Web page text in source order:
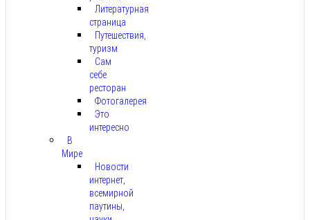
Литературная
страница
Путешествия,
туризм
Сам
себе
ресторан
Фотогалерея
Это
интересно
В
Мире
Новости
интернет,
всемирной
паутины,